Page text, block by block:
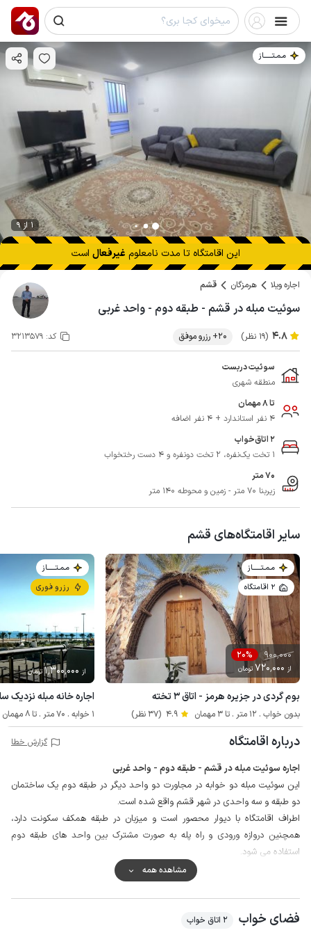
مـمـتــــــاز
1 از 9
این اقامتگاه تا مدت نامعلوم غیرفعال است
اجاره ویلا هرمزگان قشم
سوئیت مبله در قشم - طبقه دوم - واحد غربی
4.8 (19 نظر) 20+ رزرو موفق کد: 3213579
سوئیت دربست
منطقه شهری
تا 8 مهمان
4 نفر استاندارد + 4 نفر اضافه
2 اتاق‌خواب
1 تخت یک‌نفره، 2 تخت دونفره و 4 دست رختخواب
70 متر
زیربنا 70 متر - زمین و محوطه 140 متر
سایر اقامتگاه‌های قشم
مـمـتــــــاز
2 اقامتگاه
900٬000 20%
از 720٬000 تومان
بوم گردی در جزیره هرمز - اتاق ۳ تخته
بدون خواب . 12 متر . تا 3 مهمان 4.9 (37 نظر)
مـمـتــــــاز
رزرو فوری
از 1٬300٬000تومان
اجاره خانه مبله
1 خوابه . 70 متر . تا 8 مهمان
درباره اقامتگاه گزارش خطا
اجاره سوئیت مبله در قشم - طبقه دوم - واحد غربی
این سوئیت مبله دو خوابه در مجاورت دو واحد دیگر در طبقه دوم یک ساختمان
دو طبقه و سه واحدی در شهر قشم واقع شده است.
اطراف اقامتگاه با دیوار محصور است و میزبان در طبقه همکف سکونت دارد،
همچنین دروازه ورودی و راه پله به صورت مشترک بین واحد های طبقه دوم
استفاده می شود.
در نظر داشته باشید اقامتگاه فاقد پارکینگ می باشد اما کوچه منتهی به اقامتگاه از
فضای مناسبی برای پارک چند خودرو برخوردار می باشد.
لازم به ذکر است آب لوله کشی این منطقه فاقد کیفیت لازم جهت آشامیدن می
باشد لذا توصیه می شود مهمانان گرامی با خود آب معدنی همراه داشته باشند،
مشاهده همه
فضای خواب 2 اتاق خواب